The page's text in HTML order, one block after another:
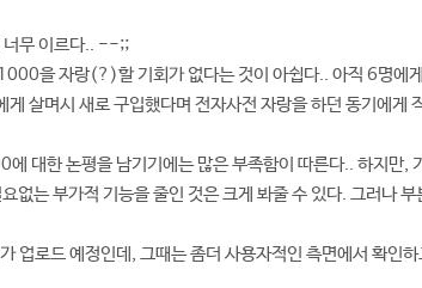
너무 이르다.. --;;
을 자랑(?)할 기회가 없다는 것이 아쉽다.. 아직 6명에
게 살며시 새로 구입했다며 전자사전 자랑을 하던 동기에
대한 논평을 남기기에는 많은 부족함이 따른다.. 하지만,
없는 부가적 기능을 줄인 것은 크게 봐줄 수 있다. 그러나
로드 예정인데, 그때는 좀더 사용자적인 측면에서 확인하